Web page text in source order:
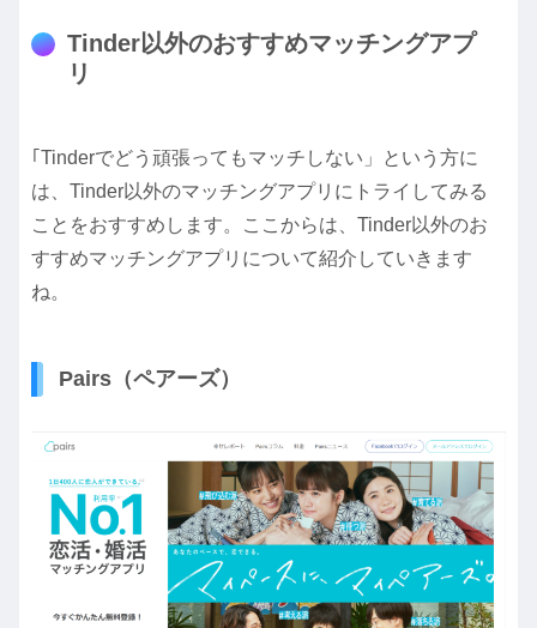
Tinder以外のおすすめマッチングアプ
リ
｢Tinderでどう頑張ってもマッチしない」という方に
は、Tinder以外のマッチングアプリにトライしてみる
ことをおすすめします。ここからは、Tinder以外のお
すすめマッチングアプリについて紹介していきます
ね。
Pairs（ペアーズ）